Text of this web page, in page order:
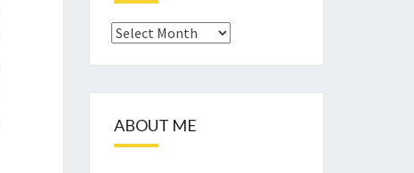
Archief
ABOUT ME